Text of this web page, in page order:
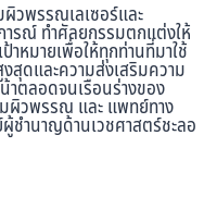
วพรรณเลเซอร์และ
รณ์ ทำศัลยกรรมตกแต่งให้
าหมายเพื่อให้ทุกท่านที่มาใช้
สุดและความส่งเสริมความ
าตลอดจนเรือนร่างของ
ผิวพรรณ และ แพทย์ทาง
ำนาญด้านเวชศาสตร์ชะลอ